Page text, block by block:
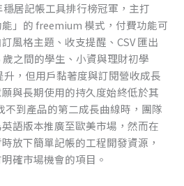
穩居記帳工具排行榜冠軍，主打
能」的 freemium 模式，付費功能可
風格主題、收支提醒、CSV 匯出
之間的學生、小資與理財初學
，但用戶黏著度與訂閱營收成長
與長期使用的持久度始終低於其
不到產品的第二成長曲線時，團隊
語版本推廣至歐美市場，然而在
放下簡單記帳的工程開發資源，
確市場機會的項目。